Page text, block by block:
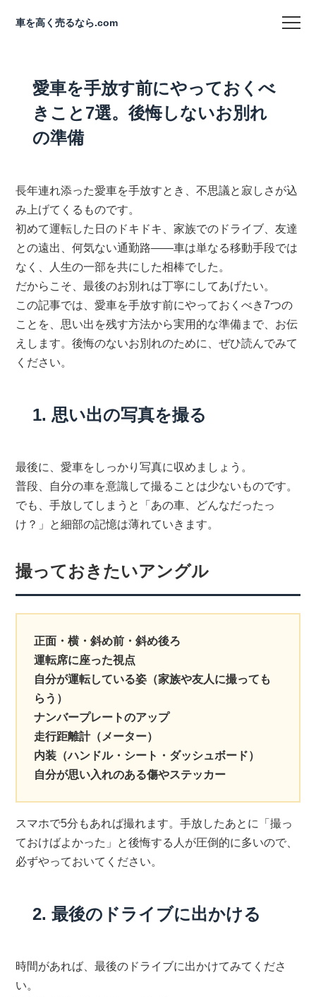
車を高く売るなら.com
愛車を手放す前にやっておくべ
きこと7選。後悔しないお別れ
の準備
長年連れ添った愛車を手放すとき、不思議と寂しさが込
み上げてくるものです。
初めて運転した日のドキドキ、家族でのドライブ、友達
との遠出、何気ない通勤路——車は単なる移動手段では
なく、人生の一部を共にした相棒でした。
だからこそ、最後のお別れは丁寧にしてあげたい。
この記事では、愛車を手放す前にやっておくべき7つの
ことを、思い出を残す方法から実用的な準備まで、お伝
えします。後悔のないお別れのために、ぜひ読んでみて
ください。
1. 思い出の写真を撮る
最後に、愛車をしっかり写真に収めましょう。
普段、自分の車を意識して撮ることは少ないものです。
でも、手放してしまうと「あの車、どんなだったっ
け？」と細部の記憶は薄れていきます。
撮っておきたいアングル
正面・横・斜め前・斜め後ろ
運転席に座った視点
自分が運転している姿（家族や友人に撮っても
らう）
ナンバープレートのアップ
走行距離計（メーター）
内装（ハンドル・シート・ダッシュボード）
自分が思い入れのある傷やステッカー
スマホで5分もあれば撮れます。手放したあとに「撮っ
ておけばよかった」と後悔する人が圧倒的に多いので、
必ずやっておいてください。
2. 最後のドライブに出かける
時間があれば、最後のドライブに出かけてみてくださ
い。